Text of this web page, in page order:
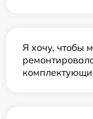
Я хочу, чтобы